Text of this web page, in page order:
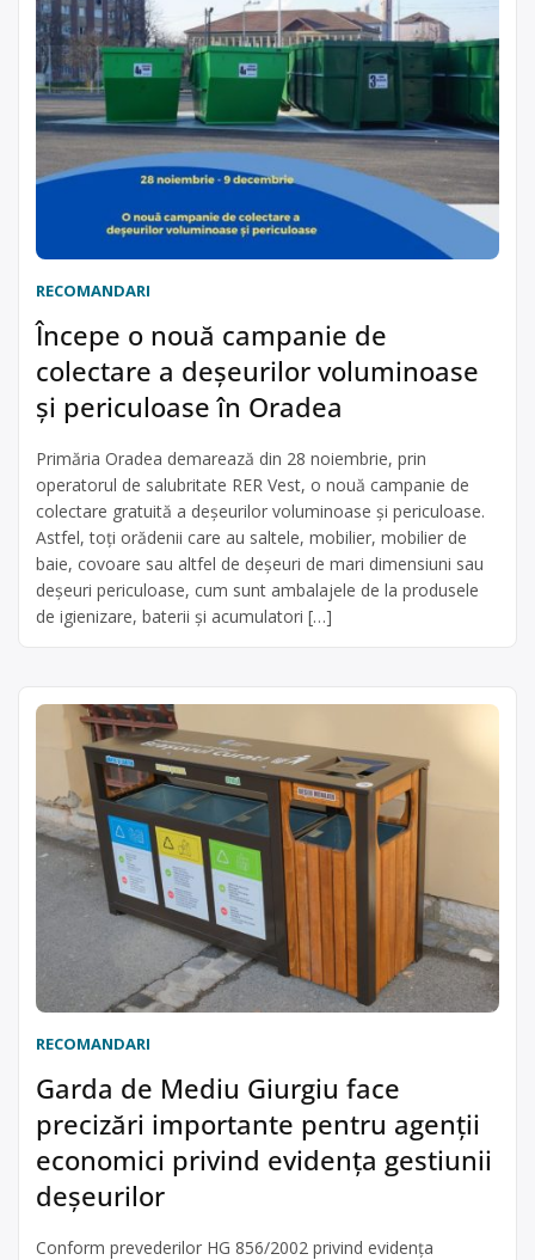
RECOMANDARI
Începe o nouă campanie de
colectare a deșeurilor voluminoase
și periculoase în Oradea
Primăria Oradea demarează din 28 noiembrie, prin
operatorul de salubritate RER Vest, o nouă campanie de
colectare gratuită a deșeurilor voluminoase și periculoase.
Astfel, toți orădenii care au saltele, mobilier, mobilier de
baie, covoare sau altfel de deșeuri de mari dimensiuni sau
deșeuri periculoase, cum sunt ambalajele de la produsele
de igienizare, baterii și acumulatori […]
RECOMANDARI
Garda de Mediu Giurgiu face
precizări importante pentru agenții
economici privind evidenţa gestiunii
deşeurilor
Conform prevederilor HG 856/2002 privind evidenţa